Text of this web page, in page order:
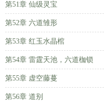
第51章 仙级灵宝
第52章 六道雏形
第53章 红玉水晶棺
第54章 雷霆天池，六道枷锁
第55章 虚空藤蔓
第56章 道别